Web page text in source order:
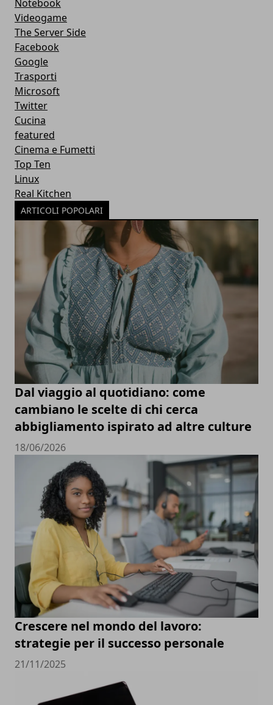
Notebook
Videogame
The Server Side
Facebook
Google
Trasporti
Microsoft
Twitter
Cucina
featured
Cinema e Fumetti
Top Ten
Linux
Real Kitchen
ARTICOLI POPOLARI
Dal viaggio al quotidiano: come
cambiano le scelte di chi cerca
abbigliamento ispirato ad altre culture
18/06/2026
Crescere nel mondo del lavoro:
strategie per il successo personale
21/11/2025